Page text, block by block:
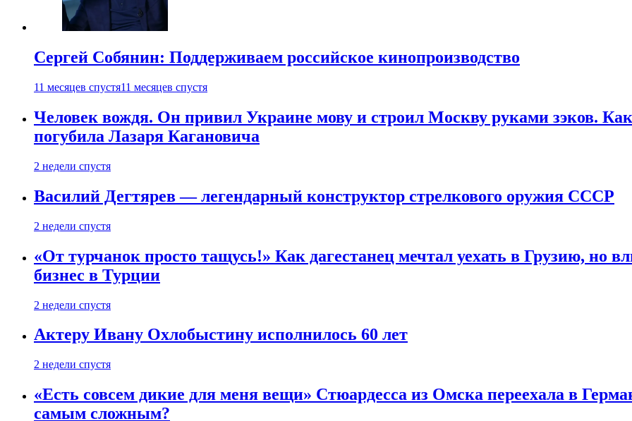
Сергей Собянин: Поддерживаем российское кинопроизводство
11 месяцев спустя11 месяцев спустя
Человек вождя. Он привил Украине мову и строил Москву руками зэков.
погубила Лазаря Кагановича
2 недели спустя
Василий Дегтярев — легендарный конструктор стрелкового оружия СССР
2 недели спустя
«От турчанок просто тащусь!» Как дагестанец мечтал уехать в Грузию, но
бизнес в Турции
2 недели спустя
Актеру Ивану Охлобыстину исполнилось 60 лет
2 недели спустя
«Есть совсем дикие для меня вещи» Стюардесса из Омска переехала в
самым сложным?